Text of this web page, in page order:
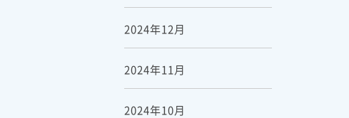
2024年12月
2024年11月
2024年10月